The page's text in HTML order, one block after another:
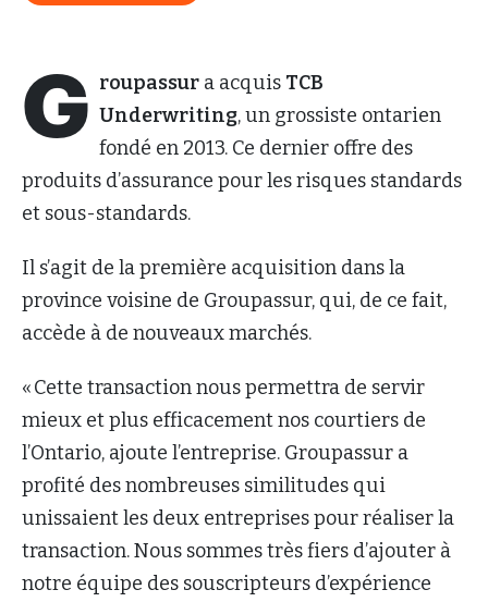
G roupassur a acquis TCB
Underwriting, un grossiste ontarien
fondé en 2013. Ce dernier offre des
produits d’assurance pour les risques standards
et sous-standards.
Il s’agit de la première acquisition dans la
province voisine de Groupassur, qui, de ce fait,
accède à de nouveaux marchés.
« Cette transaction nous permettra de servir
mieux et plus efficacement nos courtiers de
l’Ontario, ajoute l’entreprise. Groupassur a
profité des nombreuses similitudes qui
unissaient les deux entreprises pour réaliser la
transaction. Nous sommes très fiers d’ajouter à
notre équipe des souscripteurs d’expérience